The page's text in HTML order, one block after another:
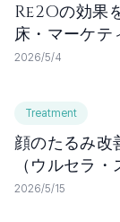
Re2Oの効果
床・マーケ
2026/5/4
Treatment
顔のたるみ改
（ウルセラ
管理 | セリ
2026/5/15